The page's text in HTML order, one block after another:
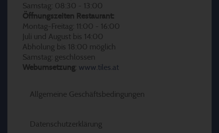
Samstag: 08:30 - 13:00
Öffnungszeiten Restaurant:
Montag-Freitag: 11:00 - 16:00
Juli und August bis 14:00
Abholung bis 18:00 möglich
Samstag: geschlossen
Webumsetzung: www.tiles.at
Allgemeine Geschäftsbedingungen
Datenschutzerklärung